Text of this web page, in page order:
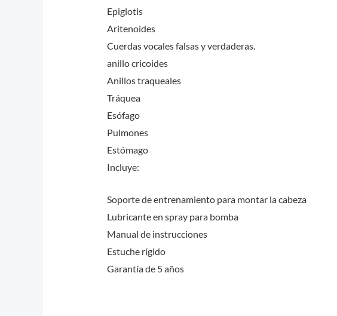
Epiglotis
Aritenoides
Cuerdas vocales falsas y verdaderas.
anillo cricoides
Anillos traqueales
Tráquea
Esófago
Pulmones
Estómago
Incluye:
Soporte de entrenamiento para montar la cabeza
Lubricante en spray para bomba
Manual de instrucciones
Estuche rígido
Garantía de 5 años